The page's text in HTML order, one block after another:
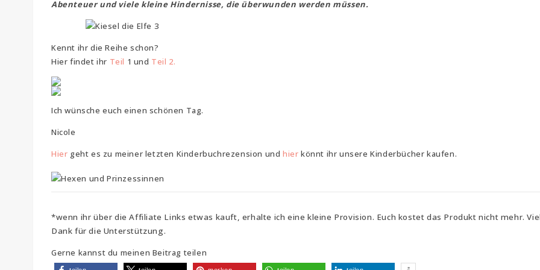
Abenteuer und viele kleine Hindernisse, die überwunden werden müssen.
Kennt ihr die Reihe schon?
Hier findet ihr Teil 1 und Teil 2.
Ich wünsche euch einen schönen Tag.
Nicole
Hier geht es zu meiner letzten Kinderbuchrezension undhier könnt ihr unsere Kinderbücher kaufen.
*wenn ihr über die Affiliate Links etwas kauft, erhalte ich eine kleine Provision. Euch kostet das Produkt nicht mehr.
Dank für die Unterstützung.
Gerne kannst du meinen Beitrag teilen